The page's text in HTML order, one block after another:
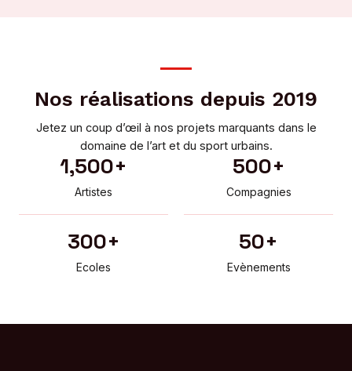
Nos réalisations depuis 2019
Jetez un coup d’œil à nos projets marquants dans le
domaine de l’art et du sport urbains.
1,500+
Artistes
500+
Compagnies
300+
Ecoles
50+
Evènements